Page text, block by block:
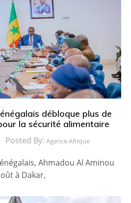
débloque plus de
la sécurité alimentaire
Posted By: Agence Afrique
Ahmadou Al Aminou
à Dakar,